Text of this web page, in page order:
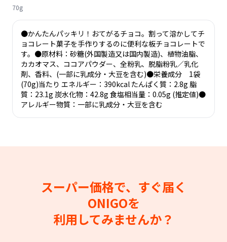
70g
●かんたんパッキリ！おてがるチョコ。割って溶かしてチ
ョコレート菓子を手作りするのに便利な板チョコレートで
す。●原材料：砂糖(外国製造又は国内製造)、植物油脂、
カカオマス、ココアパウダー、全粉乳、脱脂粉乳／乳化
剤、香料、(一部に乳成分・大豆を含む)●栄養成分 1袋
(70g)当たり エネルギー：390kcal たんぱく質：2.8g 脂
質：23.1g 炭水化物：42.8g 食塩相当量：0.05g (推定値)●
アレルギー物質：一部に乳成分・大豆を含む
スーパー価格で、すぐ届く
ONIGOを
利用してみませんか？